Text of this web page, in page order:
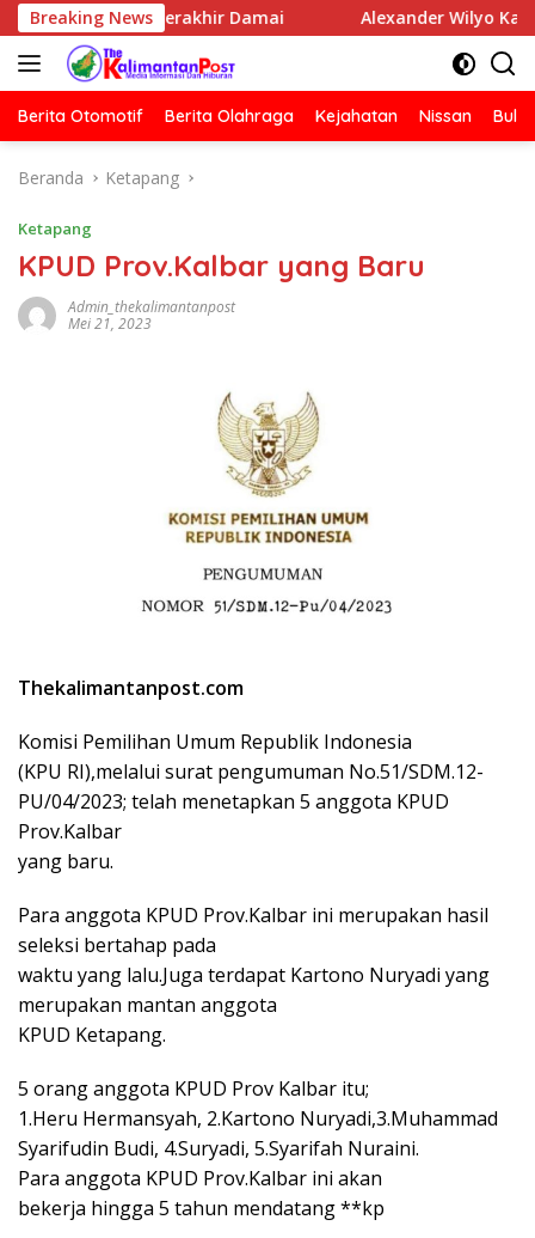
Langsung
ke
konten
Breaking News
Berakhir Damai Alexander Wilyo Kantongi SK
Berita Otomotif Berita Olahraga Kejahatan Nissan
Beranda Ketapang
Ketapang
KPUD Prov.Kalbar yang Baru
Admin_thekalimantanpost
Mei 21, 2023
Thekalimantanpost.com
Komisi Pemilihan Umum Republik Indonesia
(KPU RI),melalui surat pengumuman No.51/SDM.12-
PU/04/2023; telah menetapkan 5 anggota KPUD
Prov.Kalbar
yang baru.
Para anggota KPUD Prov.Kalbar ini merupakan hasil
seleksi bertahap pada
waktu yang lalu.Juga terdapat Kartono Nuryadi yang
merupakan mantan anggota
KPUD Ketapang.
5 orang anggota KPUD Prov Kalbar itu;
1.Heru Hermansyah, 2.Kartono Nuryadi,3.Muhammad
Syarifudin Budi, 4.Suryadi, 5.Syarifah Nuraini.
Para anggota KPUD Prov.Kalbar ini akan
bekerja hingga 5 tahun mendatang **kp